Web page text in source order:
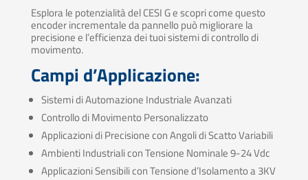
Esplora le potenzialità del CESI G e scopri come questo
encoder incrementale da pannello può migliorare la
precisione e l’efficienza dei tuoi sistemi di controllo di
movimento.
Campi d’Applicazione:
Sistemi di Automazione Industriale Avanzati
Controllo di Movimento Personalizzato
Applicazioni di Precisione con Angoli di Scatto Variabili
Ambienti Industriali con Tensione Nominale 9-24 Vdc
Applicazioni Sensibili con Tensione d’Isolamento a 3KV